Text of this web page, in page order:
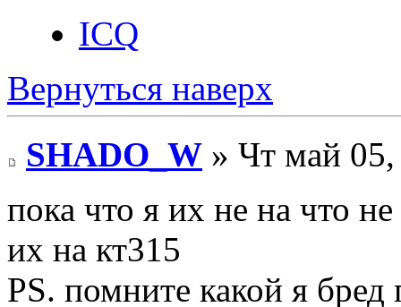
ICQ
Вернуться наверх
SHADO_W » Чт май
пока что я их не на что
их на кт315
PS. помните какой я бред